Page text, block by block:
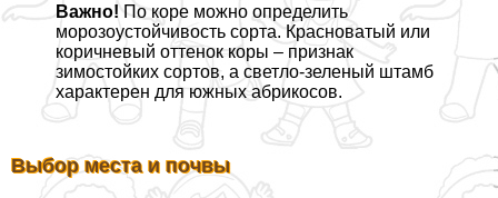
Важно! По коре можно определить
морозоустойчивость сорта. Красноватый или
коричневый оттенок коры – признак
зимостойких сортов, а светло-зеленый штамб
хаpaктерен для южных абрикосов.
Выбор места и почвы